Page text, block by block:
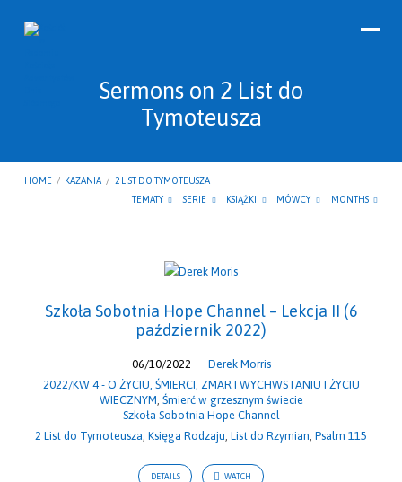
Sermons on 2 List do
Tymoteusza
HOME / KAZANIA / 2 LIST DO TYMOTEUSZA
TEMATY
SERIE KSIĄŻKI MÓWCY MONTHS
Tymoteusza
Szkoła Sobotnia Hope Channel – Lekcja II (6
październik 2022)
06/10/2022
Derek Morris
2022/KW 4 - O ŻYCIU, ŚMIERCI, ZMARTWYCHWSTANIU I ŻYCIU
WIECZNYM Śmierć w grzesznym świecie
Szkoła Sobotnia Hope Channel
2 List do Tymoteusza Księga Rodzaju List do Rzymian Psalm 115
DETAILS WATCH